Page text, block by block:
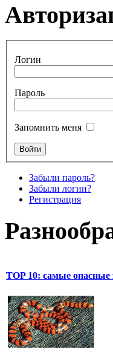
Логин
Пароль
Запомнить меня
Забыли пароль?
Забыли логин?
Регистрация
TOP 10: самые опасные